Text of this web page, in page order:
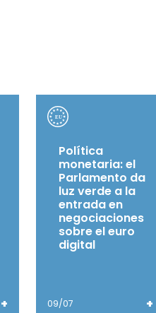
+
Política
monetaria: el
Parlamento da
luz verde a la
entrada en
negociaciones
sobre el euro
digital
09/07 +